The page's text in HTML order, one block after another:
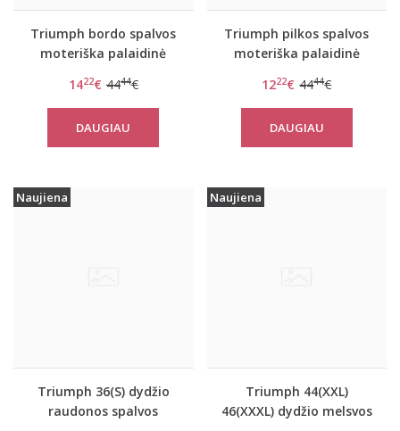
Triumph bordo spalvos
moteriška palaidinė
1422€ 4444€
DAUGIAU
Triumph pilkos spalvos
moteriška palaidinė
1222€ 4444€
DAUGIAU
Naujiena
Triumph 36(S) dydžio
raudonos spalvos
Naujiena
Triumph 44(XXL)
46(XXXL) dydžio melsvos